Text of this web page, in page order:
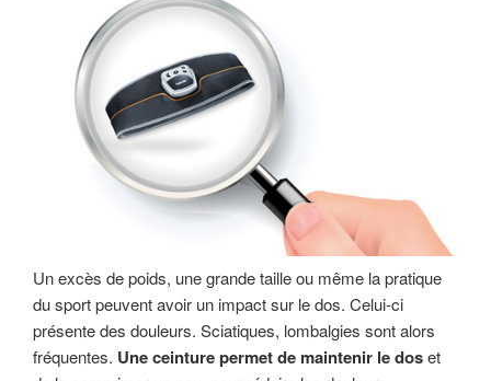
Un excès de poids, une grande taille ou même la pratique
du sport peuvent avoir un impact sur le dos. Celui-ci
présente des douleurs. Sciatiques, lombalgies sont alors
fréquentes. Une ceinture permet de maintenir le doset